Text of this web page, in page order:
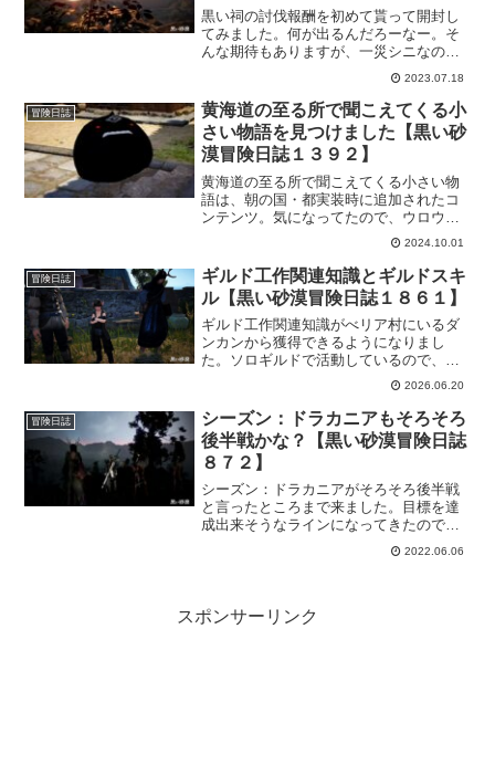
黒い祠の討伐報酬を初めて貰って開封し
てみました。何が出るんだろーなー。そ
んな期待もありますが、一災シニなので
期待しても仕方ないｗ朝の国は今、放置
中なんですけど再開する時はもう少し黒
い祠で楽しめるぐらいに強くなっておき
たいなと思ってます！
2023.07.18
冒険日誌
黄海道の至る所で聞こえてくる小
さい物語を見つけました【黒い砂
漠冒険日誌１３９２】
黄海道の至る所で聞こえてくる小さい物
語は、朝の国・都実装時に追加されたコ
ンテンツ。気になってたので、ウロウロ
している時に見つけて近づいていきまし
たｗ簡単な依頼をこなすだけでアイテム
をもらえるので、メイン依頼を進めた時
にでも探そうと思います。
2024.10.01
冒険日誌
ギルド工作関連知識とギルドスキ
ル【黒い砂漠冒険日誌１８６１】
ギルド工作関連知識がべリア村にいるダ
ンカンから獲得できるようになりまし
た。ソロギルドで活動しているので、工
作関連とは無縁だと思ってましたけど、
もらえるものはもらっておこう！な気持
ちで獲得してきました。そして気付いた
ギルドスキルの仕様変更。
2026.06.20
冒険日誌
シーズン：ドラカニアもそろそろ
後半戦かな？【黒い砂漠冒険日誌
８７２】
シーズン：ドラカニアがそろそろ後半戦
と言ったところまで来ました。目標を達
成出来そうなラインになってきたので、
ここらでがっつりと進めておかないとい
けないような気がしてきました。マンシ
2022.06.06
スポンサーリンク